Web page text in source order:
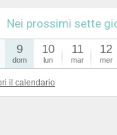
Nei prossimi sette
9
dom
10
lun
11
mar
12
mer
il calendario